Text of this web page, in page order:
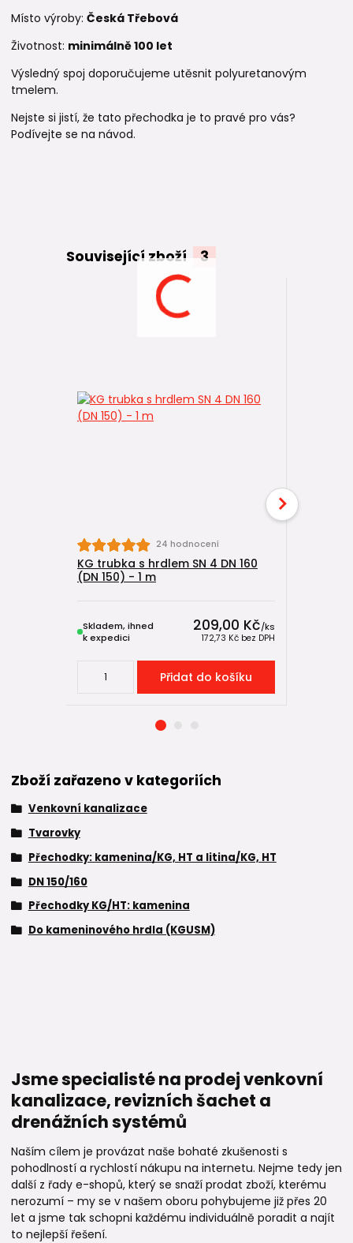
Místo výroby: Česká Třebová
Životnost: minimálně 100 let
Výsledný spoj doporučujeme utěsnit polyuretanovým
tmelem.
Nejste si jistí, že tato přechodka je to pravé pro vás?
Podívejte se na návod.
Související zboží 3
24 hodnocení
KG trubka s hrdlem SN 4 DN 160
(DN 150) - 1 m
209,00 Kč/ks
172,73 Kč bez DPH
Skladem, ihned
k expedici
Přidat do košíku
Zboží zařazeno v kategoriích
Venkovní kanalizace
Tvarovky
Přechodky: kamenina/KG, HT a litina/KG, HT
DN 150/160
Přechodky KG/HT: kamenina
Do kameninového hrdla (KGUSM)
Jsme specialisté na prodej venkovní
kanalizace, revizních šachet a
drenážních systémů
Naším cílem je provázat naše bohaté zkušenosti s
pohodlností a rychlostí nákupu na internetu. Nejme tedy jen
další z řady e-shopů, který se snaží prodat zboží, kterému
nerozumí – my se v našem oboru pohybujeme již přes 20
let a jsme tak schopni každému individuálně poradit a najít
to nejlepší řešení.